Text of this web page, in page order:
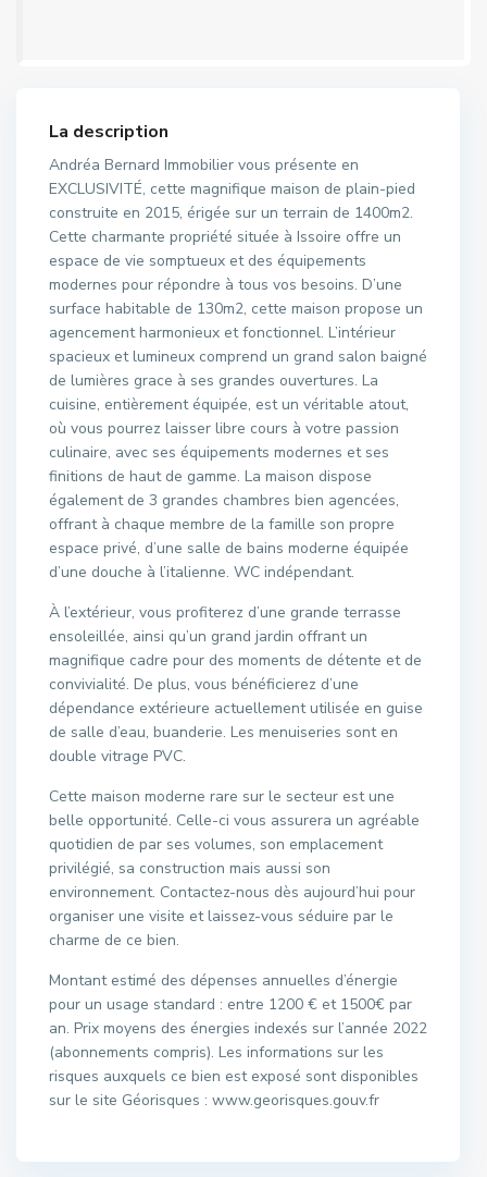
La description
Andréa Bernard Immobilier vous présente en
EXCLUSIVITÉ, cette magnifique maison de plain-pied
construite en 2015, érigée sur un terrain de 1400m2.
Cette charmante propriété située à Issoire offre un
espace de vie somptueux et des équipements
modernes pour répondre à tous vos besoins. D’une
surface habitable de 130m2, cette maison propose un
agencement harmonieux et fonctionnel. L’intérieur
spacieux et lumineux comprend un grand salon baigné
de lumières grace à ses grandes ouvertures. La
cuisine, entièrement équipée, est un véritable atout,
où vous pourrez laisser libre cours à votre passion
culinaire, avec ses équipements modernes et ses
finitions de haut de gamme. La maison dispose
également de 3 grandes chambres bien agencées,
offrant à chaque membre de la famille son propre
espace privé, d’une salle de bains moderne équipée
d’une douche à l’italienne. WC indépendant.
À l’extérieur, vous profiterez d’une grande terrasse
ensoleillée, ainsi qu’un grand jardin offrant un
magnifique cadre pour des moments de détente et de
convivialité. De plus, vous bénéficierez d’une
dépendance extérieure actuellement utilisée en guise
de salle d’eau, buanderie. Les menuiseries sont en
double vitrage PVC.
Cette maison moderne rare sur le secteur est une
belle opportunité. Celle-ci vous assurera un agréable
quotidien de par ses volumes, son emplacement
privilégié, sa construction mais aussi son
environnement. Contactez-nous dès aujourd’hui pour
organiser une visite et laissez-vous séduire par le
charme de ce bien.
Montant estimé des dépenses annuelles d’énergie
pour un usage standard : entre 1200 € et 1500€ par
an. Prix moyens des énergies indexés sur l’année 2022
(abonnements compris). Les informations sur les
risques auxquels ce bien est exposé sont disponibles
sur le site Géorisques : www.georisques.gouv.fr